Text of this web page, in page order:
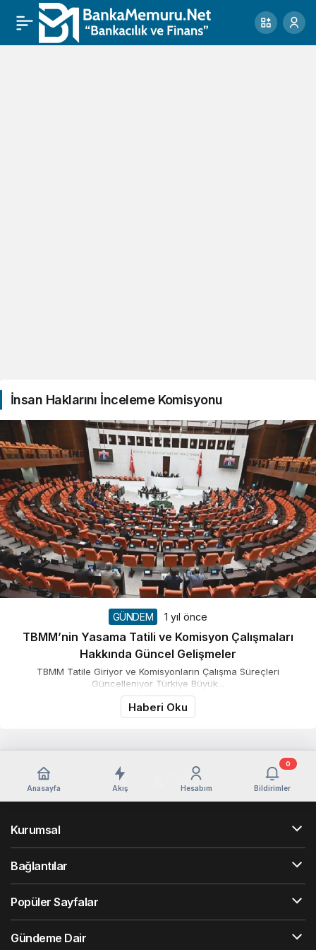
İnsan Haklarını İnceleme Komisyonu
GÜNDEM 1 yıl önce
TBMM’nin Yasama Tatili ve Komisyon Çalışmaları
Hakkında Güncel Gelişmeler
TBMM Tatile Giriyor ve Komisyonların Çalışma Süreçleri
Güncelleniyor Türkiye Büyük...
Haberi Oku
Anasayfa Akış Hesabım Bildirimler
0
Kurumsal
Bağlantılar
Popüler Sayfalar
Gündeme Dair